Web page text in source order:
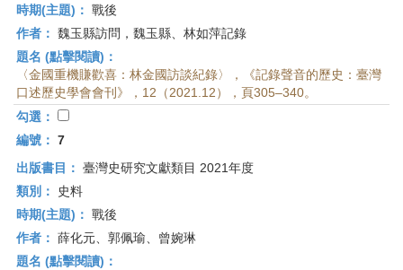
時期(主題)： 戰後
作者： 魏玉縣訪問，魏玉縣、林如萍記錄
題名 (點擊閱讀)：
〈金國重機賺歡喜：林金國訪談紀錄〉，《記錄聲音的歷史：臺灣
口述歷史學會會刊》，12（2021.12），頁305–340。
勾選：
編號： 7
出版書目： 臺灣史研究文獻類目 2021年度
類別：
史料
時期(主題)： 戰後
作者： 薛化元、郭佩瑜、曾婉琳
題名 (點擊閱讀)：